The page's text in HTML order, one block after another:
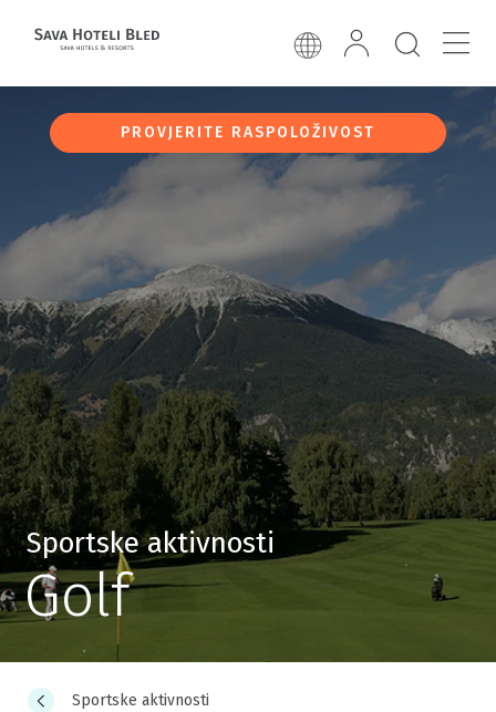
PROVJERITE RASPOLOŽIVOST
Sportske aktivnosti
Golf
Sportske aktivnosti